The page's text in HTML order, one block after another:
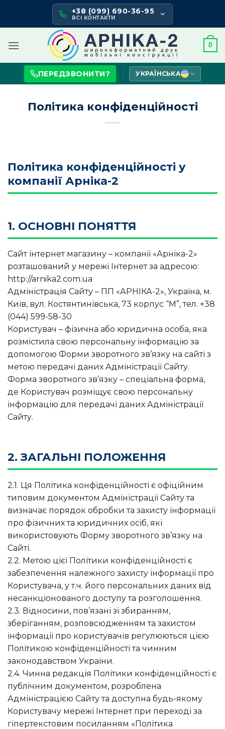
content
+38 (099) 690-36-95
ВСІ КОНТАКТИ
0
ПЕРЕДЗВОНИТИ? УКРАЇНСЬКА
Політика конфіденційності
Політика конфіденційності у
компанії Арніка-2
1. ОСНОВНІ ПОНЯТТЯ
Сайт інтернет магазину – компанії «Арніка-2»
розташований у мережі Інтернет за адресою:
http://arnika2.com.ua
Адміністрація Сайту – ПП «АРНІКА-2», Україна, м.
Київ, вул. Костянтинівська, 73 корпус “М”, тел. +38
(044) 599-58-30
Користувач – фізична або юридична особа, яка
розмістила свою персональну інформацію за
допомогою Форми зворотного зв’язку на сайті з
метою передачі даних Адміністрації Сайту.
Форма зворотного зв’язку – спеціальна форма,
де Користувач розміщує свою персональну
інформацію для передачі даних Адміністрації
Сайту.
2. ЗАГАЛЬНІ ПОЛОЖЕННЯ
2.1. Ця Політика конфіденційності є офіційним
типовим документом Адміністрації Сайту та
визначає порядок обробки та захисту інформації
про фізичних та юридичних осіб, які
використовують Форму зворотного зв’язку на
Сайті.
2.2. Метою цієї Політики конфіденційності є
забезпечення належного захисту інформації про
Користувача, у т.ч. його персональних даних від
несанкціонованого доступу та розголошення.
2.3. Відносини, пов’язані зі збиранням,
зберіганням, розповсюдженням та захистом
інформації про користувачів регулюються цією
Політикою конфіденційності та чинним
законодавством України.
2.4. Чинна редакція Політики конфіденційності є
публічним документом, розроблена
Адміністрацією Сайту та доступна будь-якому
Користувачу мережі Інтернет при переході за
гіпертекстовим посиланням «Політика